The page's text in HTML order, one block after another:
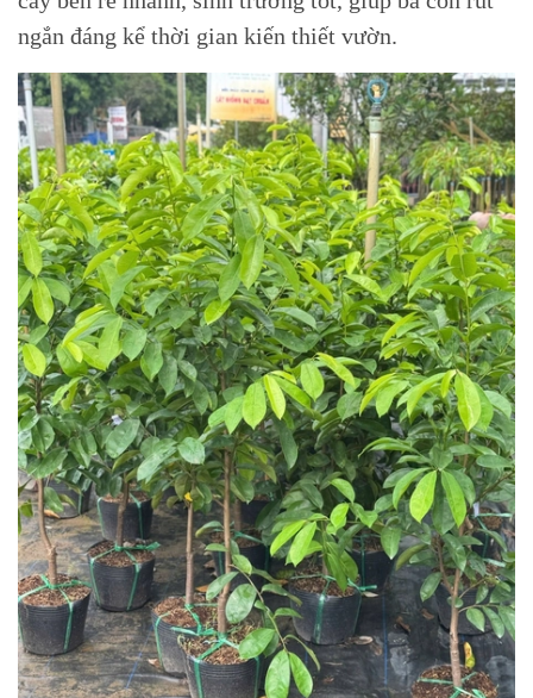
ngắn đáng kể thời gian kiến thiết vườn.